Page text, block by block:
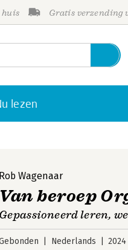
huis Gratis verzending
lezen
Rob Wagenaar
Van beroep
Gepassioneerd leren,
Nederlands 2024